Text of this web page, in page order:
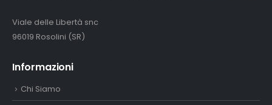
Viale delle Libertà snc
96019 Rosolini (SR)
Informazioni
Chi Siamo